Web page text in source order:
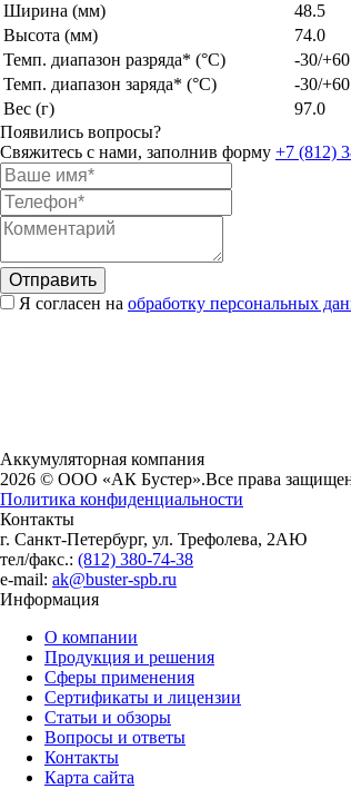
Ширина (мм)
48.5
Высота (мм)
74.0
Темп. диапазон разряда* (°C)
-30/+60
Темп. диапазон заряда* (°C)
-30/+60
Вес (г)
97.0
Появились вопросы?
Свяжитесь с нами, заполнив форму +7 (812)
Я согласен на обработку персональных
Аккумуляторная компания
2026 © ООО «АК Бустер».Все права
Политика конфиденциальности
Контакты
г. Санкт-Петербург, ул. Трефолева, 2АЮ
тел/факс.: (812) 380-74-38
e-mail: ak@buster-spb.ru
Информация
О компании
Продукция и решения
Сферы применения
Сертификаты и лицензии
Статьи и обзоры
Вопросы и ответы
Контакты
Карта сайта